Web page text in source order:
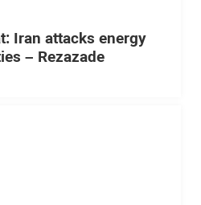
Iran attacks energy
– Rezazade